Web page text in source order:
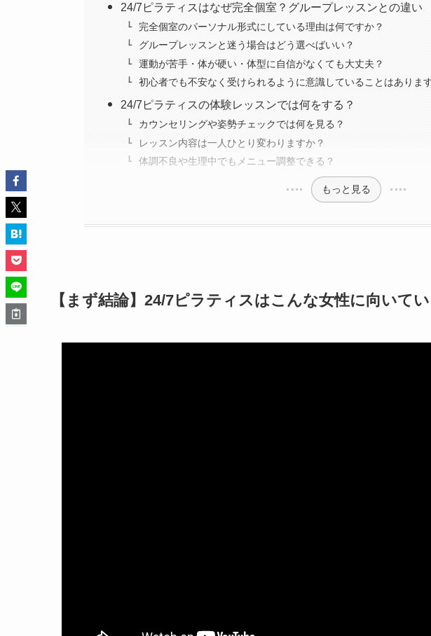
24/7ピラティスはなぜ完全個室？グループレッスンとの違い
完全個室のパーソナル形式にしている理由は何ですか？
グループレッスンと迷う場合はどう選べばいい？
運動が苦手・体が硬い・体型に自信がなくても大丈夫？
初心者でも不安なく受けられるように意識していることはありま
24/7ピラティスの体験レッスンでは何をする？
カウンセリングや姿勢チェックでは何を見る？
レッスン内容は一人ひとり変わりますか？
体調不良や生理中でもメニュー調整できる？
もっと見る
【まず結論】24/7ピラティスはこんな女性に向いて